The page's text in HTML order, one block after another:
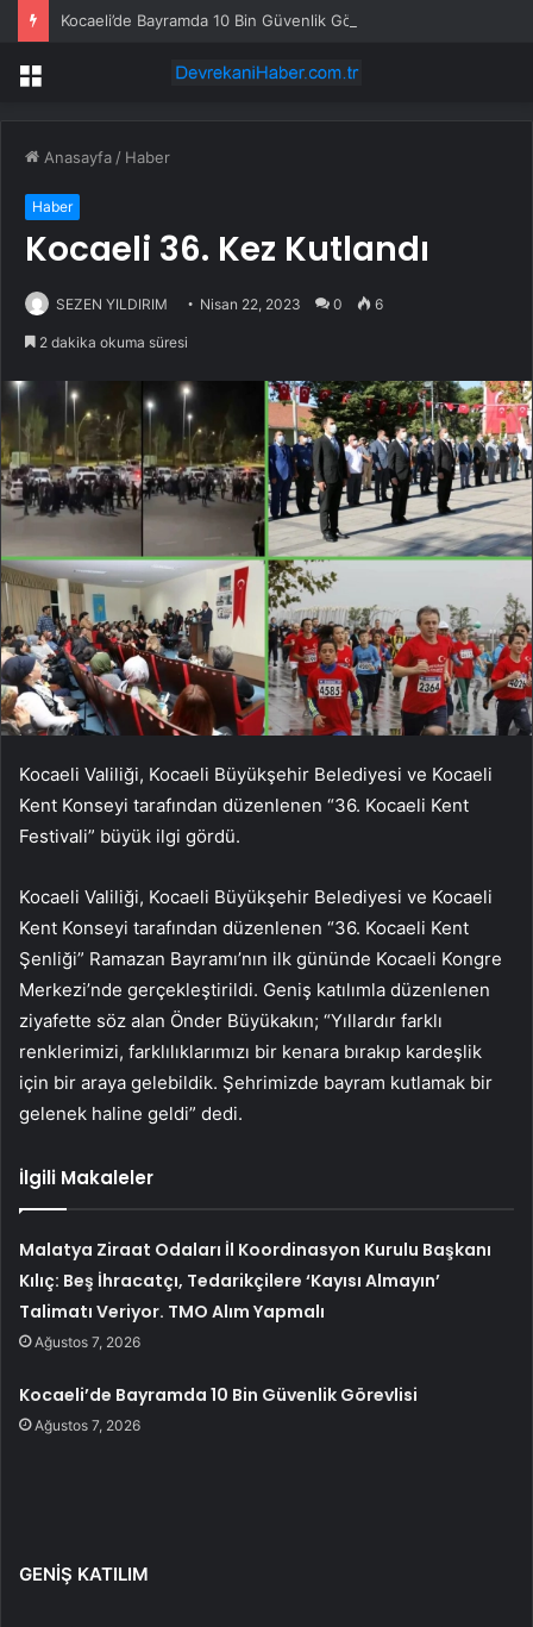
Kocaeli’de Bayramda 10 Bin Güvenlik Görevlisi
Menü
Anasayfa / Haber
Haber
Kocaeli 36. Kez Kutlandı
SEZEN YILDIRIM Nisan 22, 2023 0 6
2 dakika okuma süresi
Kocaeli Valiliği, Kocaeli Büyükşehir Belediyesi ve Kocaeli
Kent Konseyi tarafından düzenlenen “36. Kocaeli Kent
Festivali” büyük ilgi gördü.
Kocaeli Valiliği, Kocaeli Büyükşehir Belediyesi ve Kocaeli
Kent Konseyi tarafından düzenlenen “36. Kocaeli Kent
Şenliği” Ramazan Bayramı’nın ilk gününde Kocaeli Kongre
Merkezi’nde gerçekleştirildi. Geniş katılımla düzenlenen
ziyafette söz alan Önder Büyükakın; “Yıllardır farklı
renklerimizi, farklılıklarımızı bir kenara bırakıp kardeşlik
için bir araya gelebildik. Şehrimizde bayram kutlamak bir
gelenek haline geldi” dedi.
İlgili Makaleler
Malatya Ziraat Odaları İl Koordinasyon Kurulu Başkanı
Kılıç: Beş İhracatçı, Tedarikçilere ‘Kayısı Almayın’
Talimatı Veriyor. TMO Alım Yapmalı
Ağustos 7, 2026
Kocaeli’de Bayramda 10 Bin Güvenlik Görevlisi
Ağustos 7, 2026
GENİŞ KATILIM